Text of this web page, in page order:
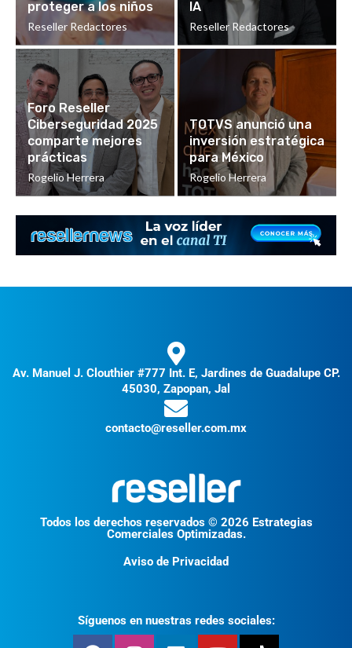
proteger a los niños
Reseller Redactores
IA
Reseller Redactores
Foro Reseller
Ciberseguridad 2025
comparte mejores
prácticas
Rogelio Herrera
TOTVS anunció una
inversión estratégica
para México
Rogelio Herrera
Av. Manuel J. Clouthier #777 Int. E, Jardines de Guadalupe CP.
45030, Zapopan, Jal
contacto@reseller.com.mx
Todos los derechos reservados © 2026 Estrategias
Comerciales Optimizadas.
Aviso de Privacidad
Síguenos en nuestras redes sociales: